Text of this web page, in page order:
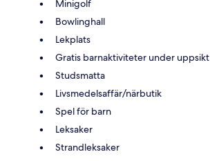
Minigolf
Bowlinghall
Lekplats
Gratis barnaktiviteter under uppsikt
Studsmatta
Livsmedelsaffär/närbutik
Spel för barn
Leksaker
Strandleksaker